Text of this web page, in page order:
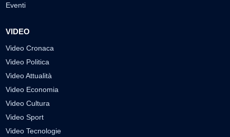
Eventi
VIDEO
Video Cronaca
Video Politica
Video Attualità
Video Economia
Video Cultura
Video Sport
Video Tecnologie